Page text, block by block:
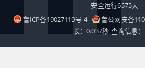
安全运行6575天
鲁ICP备19027119号-4
鲁公网安备
长：0.037秒 查询信息